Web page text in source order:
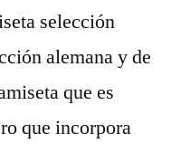
selección
alemana y de
que es
que incorpora